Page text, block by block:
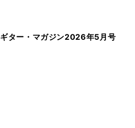
ギター・マガジン2026年5月号